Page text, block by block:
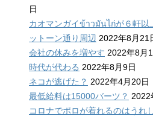
日
カオマンガイข้าวมันไก่が６軒以
ットーン通り周辺 2022年8月21
会社の休みを増やす 2022年8月
時代が代わる 2022年8月9日
ネコが逃げた？ 2022年4月20日
最低給料は15000バーツ？ 2022
コロナでポロが着れるのはうれ